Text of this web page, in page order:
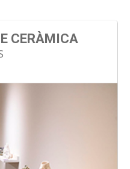
CERÀMICA